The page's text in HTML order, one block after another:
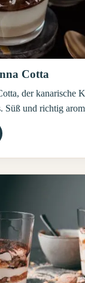
Cotta
der kanarische
Süß und richtig